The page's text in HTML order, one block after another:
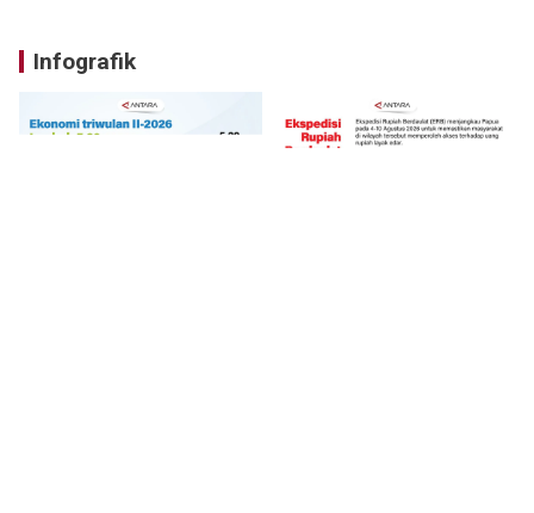
Infografik